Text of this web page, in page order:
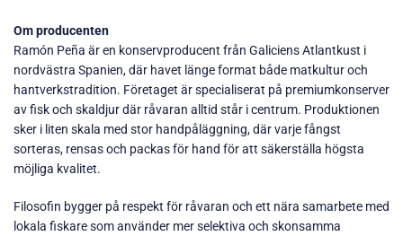
Om producenten
Ramón Peña är en konservproducent från Galiciens Atlantkust i
nordvästra Spanien, där havet länge format både matkultur och
hantverkstradition. Företaget är specialiserat på premiumkonserver
av fisk och skaldjur där råvaran alltid står i centrum. Produktionen
sker i liten skala med stor handpåläggning, där varje fångst
sorteras, rensas och packas för hand för att säkerställa högsta
möjliga kvalitet.
Filosofin bygger på respekt för råvaran och ett nära samarbete med
lokala fiskare som använder mer selektiva och skonsamma